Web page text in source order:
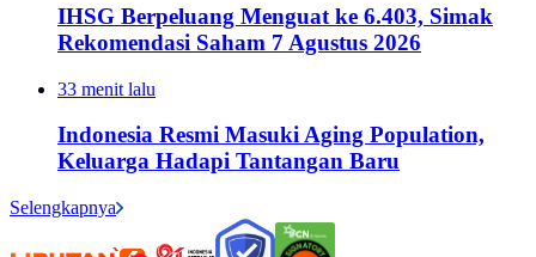
IHSG Berpeluang Menguat ke 6.403, Simak
Rekomendasi Saham 7 Agustus 2026
33 menit lalu
Indonesia Resmi Masuki Aging Population,
Keluarga Hadapi Tantangan Baru
Selengkapnya